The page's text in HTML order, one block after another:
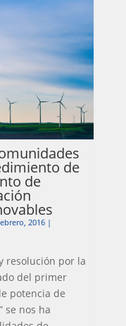
de
de
2016|
resolución por la
del primer
potencia de
se nos ha